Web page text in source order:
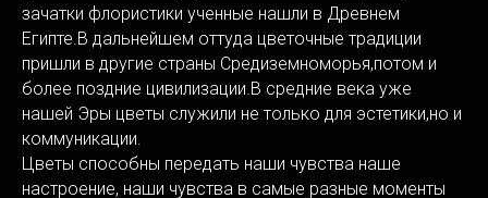
зачатки флористики ученные нашли в Древнем
Египте.В дальнейшем оттуда цветочные традиции
пришли в другие страны Средиземноморья,потом и
более поздние цивилизации.В средние века уже
нашей Эры цветы служили не только для эстетики,но и
коммуникации.
Цветы способны передать наши чувства наше
настроение, наши чувства в самые разные моменты